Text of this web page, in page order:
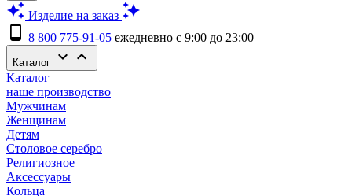
auto_awesome Изделие на заказ auto_awesome
phone_android 8 800 775-91-05 ежедневно с 9:00 до 23:00
Каталог keyboard_arrow_down keyboard_arrow_up
Каталог
наше производство
Мужчинам
Женщинам
Детям
Столовое серебро
Религиозное
Аксессуары
Кольца